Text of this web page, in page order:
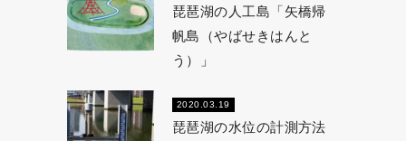
琵琶湖の人工島「矢橋帰
帆島（やばせきはんと
う）」
2020.03.19
琵琶湖の水位の計測方法